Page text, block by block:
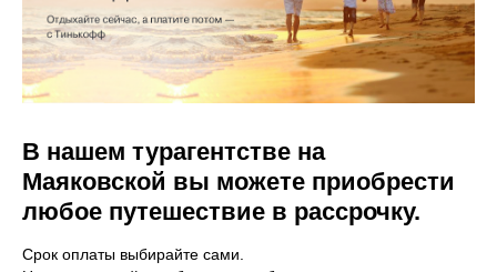
В нашем турагентстве на
Маяковской вы можете приобрести
любое путешествие в рассрочку.
Срок оплаты выбирайте сами.